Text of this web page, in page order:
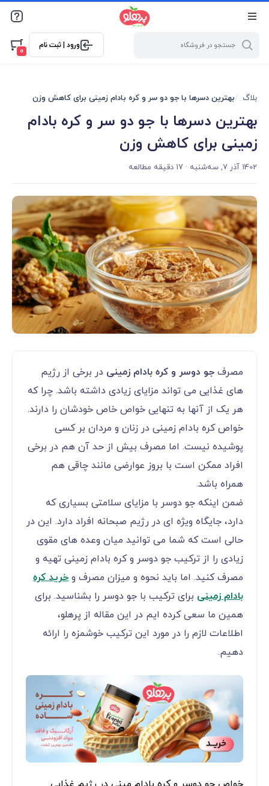
@media screen and (max-width: 500px) { .w-ch{bottom: 125px
!important; left:5px !important;} }
ورود | ثبت نام
0
بلاگ بهترین دسرها با جو دو سر و کره بادام زمینی برای کاهش وزن
بهترین دسرها با جو دو سر و کره بادام
زمینی برای کاهش وزن
1402 آذر 7, سه‌شنبه · 17 دقیقه مطالعه
مصرف جو دوسر و کره بادام زمینی در برخی از رژیم
های غذایی می تواند مزایای زیادی داشته باشد. چرا که
هر یک از آنها به تنهایی خواص خاص خودشان را دارند.
خواص کره بادام زمینی در زنان و مردان بر کسی
پوشیده نیست. اما مصرف بیش از حد آن هم در برخی
افراد ممکن است با بروز عوارضی مانند چاقی هم
همراه باشد.
ضمن اینکه جو دوسر با مزایای سلامتی بسیاری که
دارد، جایگاه ویژه ای در رژیم صبحانه افراد دارد. این در
حالی است که شما می توانید میان وعده های مقوی
زیادی را از ترکیب جو دوسر و کره بادام زمینی تهیه و
مصرف کنید. اما باید نحوه و میزان مصرف وخرید کره
بادام زمینی برای ترکیب با جو دوسر را بشناسید. برای
همین ما سعی کرده ایم در این مقاله از پرهلو،
اطلاعات لازم را در مورد این ترکیب خوشمزه را ارائه
دهیم.